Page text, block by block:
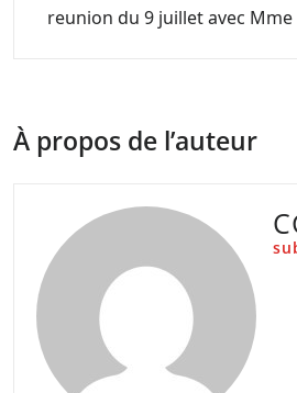
reunion du 9 juillet avec Mme
À propos de l’auteur